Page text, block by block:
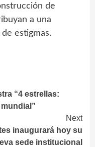
de
a una
estigmas.
“4 estrellas:
Next
inaugurará hoy su
sede institucional